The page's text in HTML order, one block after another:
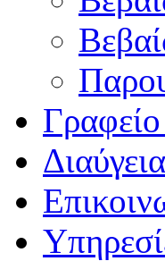
Διαύγεια